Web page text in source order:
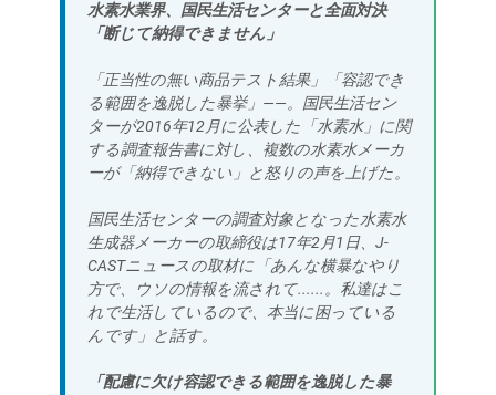
水素水業界、国民生活センターと全面対決
「断じて納得できません」
「正当性の無い商品テスト結果」「容認でき
る範囲を逸脱した暴挙」――。国民生活セン
ターが2016年12月に公表した「水素水」に関
する調査報告書に対し、複数の水素水メーカ
ーが「納得できない」と怒りの声を上げた。
国民生活センターの調査対象となった水素水
生成器メーカーの取締役は17年2月1日、J-
CASTニュースの取材に「あんな横暴なやり
方で、ウソの情報を流されて......。私達はこ
れで生活しているので、本当に困っている
んです」と話す。
「配慮に欠け容認できる範囲を逸脱した暴